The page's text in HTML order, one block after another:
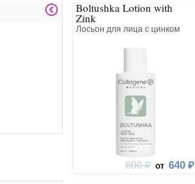
Boltushka Lotion with
Zink
Лосьон для лица с цинком
800 ₽ от 640 ₽